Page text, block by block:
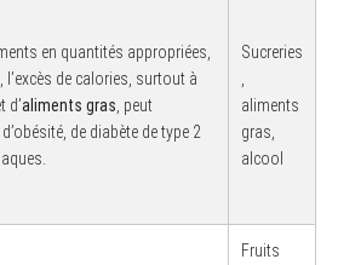
en quantités appropriées,
l’excès de calories, surtout à
d’aliments gras , peut
de diabète de type 2
Sucreries
aliments
gras,
alcool
Fruits